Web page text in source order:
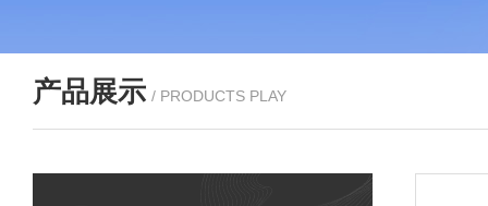
产品展示 / PRODUCTS PLAY